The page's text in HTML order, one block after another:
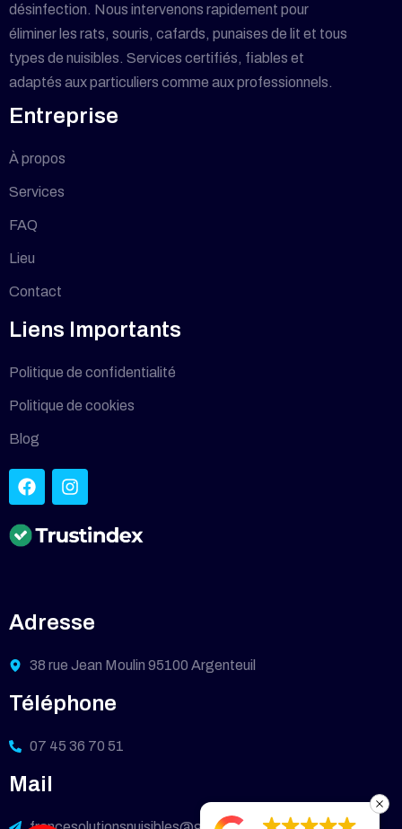
désinfection. Nous intervenons rapidement pour
éliminer les rats, souris, cafards, punaises de lit et tous
types de nuisibles. Services certifiés, fiables et
adaptés aux particuliers comme aux professionnels.
Entreprise
À propos
Services
FAQ
Lieu
Contact
Liens Importants
Politique de confidentialité
Politique de cookies
Blog
Adresse
38 rue Jean Moulin 95100 Argenteuil
Téléphone
07 45 36 70 51
Mail